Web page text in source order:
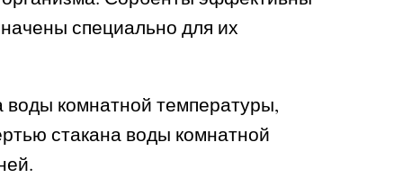
специально для их
комнатной температуры,
стакана воды комнатной